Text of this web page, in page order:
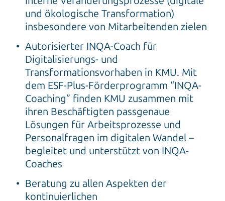
und ökologische Transformation)
insbesondere von Mitarbeitenden zielen
Autorisierter INQA-Coach für
Digitalisierungs- und
Transformationsvorhaben in KMU. Mit
dem ESF-Plus-Förderprogramm “INQA-
Coaching” finden KMU zusammen mit
ihren Beschäftigten passgenaue
Lösungen für Arbeitsprozesse und
Personalfragen im digitalen Wandel –
begleitet und unterstützt von INQA-
Coaches
Beratung zu allen Aspekten der
kontinuierlichen